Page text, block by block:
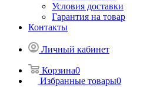
Условия доставки
Гарантия на товар
Контакты
Личный кабинет
Корзина0
Избранные товары0